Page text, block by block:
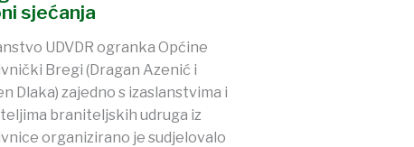
sjećanja
UDVDR ogranka Općine
Bregi (Dragan Azenić i
Dlaka) zajedno s izaslanstvima i
braniteljskih udruga iz
organizirano je sudjelovalo